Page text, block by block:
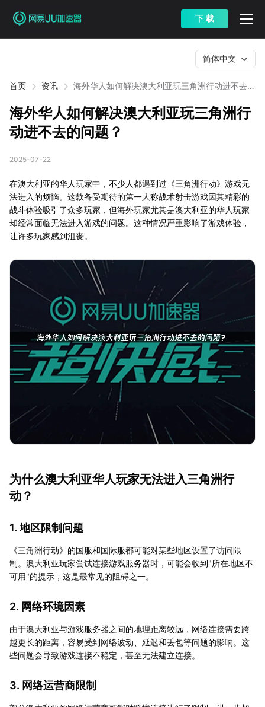
下 载
首页 资讯
海外华人如何解决澳大利亚玩三角洲行动进不去的
简体中文
海外华人如何解决澳大利亚玩三角洲行
动进不去的问题？
2025-07-22
在澳大利亚的华人玩家中，不少人都遇到过《三角洲行动》游戏无
法进入的烦恼。这款备受期待的第一人称战术射击游戏因其精彩的
战斗体验吸引了众多玩家，但海外玩家尤其是澳大利亚的华人玩家
却经常面临无法进入游戏的问题。这种情况严重影响了游戏体验，
让许多玩家感到沮丧。
为什么澳大利亚华人玩家无法进入三角洲行
动？
1. 地区限制问题
《三角洲行动》的国服和国际服都可能对某些地区设置了访问限
制。澳大利亚玩家尝试连接游戏服务器时，可能会收到"所在地区不
可用"的提示，这是最常见的阻碍之一。
2. 网络环境因素
由于澳大利亚与游戏服务器之间的地理距离较远，网络连接需要跨
越更长的距离，容易受到网络波动、延迟和丢包等问题的影响。这
些问题会导致游戏连接不稳定，甚至无法建立连接。
3. 网络运营商限制